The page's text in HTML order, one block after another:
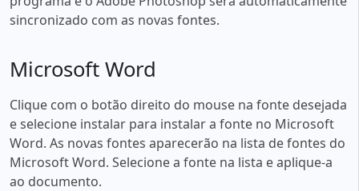
sincronizado com as novas fontes.
Microsoft Word
Clique com o botão direito do mouse na fonte desejada
e selecione instalar para instalar a fonte no Microsoft
Word. As novas fontes aparecerão na lista de fontes do
Microsoft Word. Selecione a fonte na lista e aplique-a
ao documento.